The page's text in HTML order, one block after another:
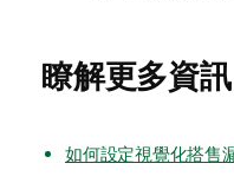
瞭解更多資訊
如何設定視覺化搭售